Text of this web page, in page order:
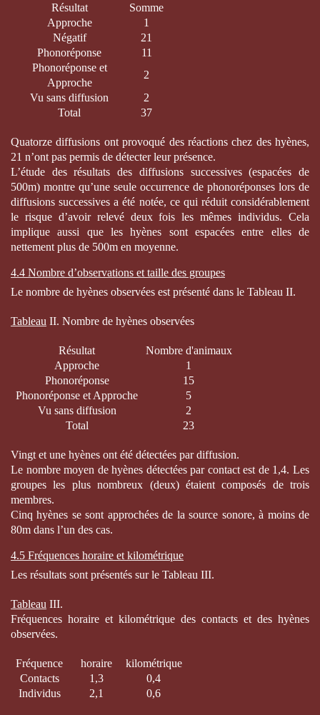
Résultat
Somme
Approche
1
Négatif
21
Phonoréponse
11
Phonoréponse et
Approche
2
Vu sans diffusion
2
Total
37
Quatorze diffusions ont provoqué des réactions chez des hyènes,
21 n’ont pas permis de détecter leur présence.
L’étude des résultats des diffusions successives (espacées de
500m) montre qu’une seule occurrence de phonoréponses lors de
diffusions successives a été notée, ce qui réduit considérablement
le risque d’avoir relevé deux fois les mêmes individus. Cela
implique aussi que les hyènes sont espacées entre elles de
nettement plus de 500m en moyenne.
4.4 Nombre d’observations et taille des groupes
Le nombre de hyènes observées est présenté dans le Tableau II.
Tableau II. Nombre de hyènes observées
Résultat
Nombre d'animaux
Approche
1
Phonoréponse
15
Phonoréponse et Approche
5
Vu sans diffusion
2
Total
23
Vingt et une hyènes ont été détectées par diffusion.
Le nombre moyen de hyènes détectées par contact est de 1,4. Les
groupes les plus nombreux (deux) étaient composés de trois
membres.
Cinq hyènes se sont approchées de la source sonore, à moins de
80m dans l’un des cas.
4.5 Fréquences horaire et kilométrique
Les résultats sont présentés sur le Tableau III.
Tableau III.
Fréquences horaire et kilométrique des contacts et des hyènes
observées.
Fréquence horaire
kilométrique
Contacts
1,3
0,4
Individus
2,1 0,6